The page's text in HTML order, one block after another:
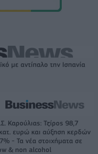
με αντίπαλο την Ισπανία
Καρούλιας: Τζίρος 98,7
ευρώ και αύξηση κερδών
- Τα νέα στοιχήματα σε
& non alcohol